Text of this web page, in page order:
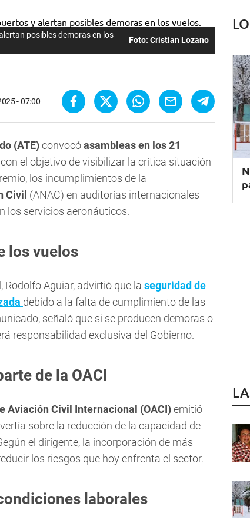
posibles demoras en los
Foto: Cristian Lozano
- 07:00
(ATE)convocóasambleas en los 21
el objetivo de visibilizar la crítica situación
los incumplimientos de la
Civil (ANAC) en auditorías internacionales
los servicios aeronáuticos.
los vuelos
Rodolfo Aguiar, advirtió que la seguridad de
debido a la falta de cumplimiento de las
señaló que si se producen demoras o
responsabilidad exclusiva del Gobierno.
de la OACI
Aviación Civil Internacional (OACI)emitió
sobre la reducción de la capacidad de
el dirigente, la incorporación de más
los riesgos que hoy enfrenta el sector.
laborales